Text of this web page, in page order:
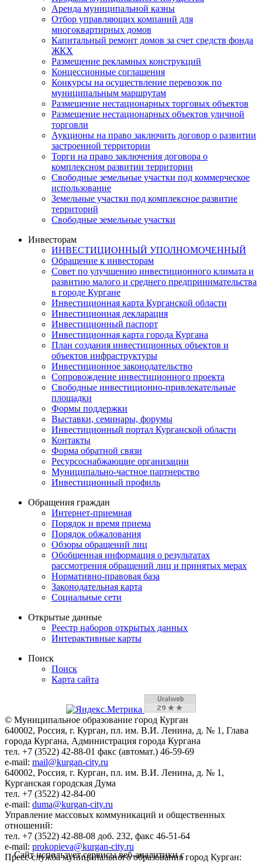
Аренда муниципальной казны
Отбор управляющих компаний для
многоквартирных домов
Капитальный ремонт домов за счет средств фонда
ЖКХ
Размещение рекламных конструкций
Концессионные соглашения
Конкурсы на осуществление перевозок по
муниципальным маршрутам
Размещение нестационарных торговых объектов
Размещение нестационарных объектов уличной
торговли
Аукционы на право заключить договор о развитии
застроенной территории
Торги на право заключения договора о
комплексном развитии территории
Свободные земельные участки под коммерческое
использование
Земельные участки под комплексное развитие
территорий
Свободные земельные участки
Инвесторам
ИНВЕСТИЦИОННЫЙ УПОЛНОМОЧЕННЫЙ
Обращение к инвесторам
Совет по улучшению инвестиционного климата и
развитию малого и среднего предпринимательства
в городе Кургане
Инвестиционная карта Курганской области
Инвестиционная декларация
Инвестиционный паспорт
Инвестиционная карта города Кургана
План создания инвестиционных объектов и
объектов инфраструктуры
Инвестиционное законодательство
Сопровождение инвестиционного проекта
Свободные инвестиционно-привлекательные
площадки
Формы поддержки
Выставки, семинары, форумы
Инвестиционный портал Курганской области
Контакты
Форма обратной связи
Ресурсоснабжающие организации
Муниципально-частное партнерство
Инвестиционный профиль
Обращения граждан
Интернет-приемная
Порядок и время приема
Порядок обжалования
Обзоры обращений лиц
Обобщенная информация о результатах
рассмотрения обращений лиц и принятых мерах
Нормативно-правовая база
Законодательная карта
Социальные сети
Открытые данные
Реестр наборов открытых данных
Интерактивные карты
Поиск
Поиск
Карта сайта
© Муниципальное образование город Курган
640002, Россия, г. Курган, пл. им. В.И. Ленина, д. № 1, Глава
города Кургана, Администрация города Кургана
тел. +7 (3522) 42-88-01 факс (автомат.) 46-59-69
e-mail: mail@kurgan-city.ru
640002, Россия, г. Курган, пл. им. В.И. Ленина, д. № 1,
Курганская городская Дума
тел. +7 (3522) 42-84-00
e-mail: duma@kurgan-city.ru
Управление массовых коммуникаций и общественных
отношений:
тел. +7 (3522) 42-88-08 доб. 232, факс 46-51-64
e-mail: prokopieva@kurgan-city.ru
Пресс-служба муниципального образования город Курган:
Сайт использует сервисы веб-аналитики с